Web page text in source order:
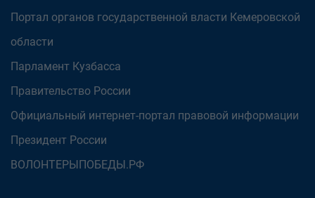
Портал органов государственной власти Кемеровской
области
Парламент Кузбасса
Правительство России
Официальный интернет-портал правовой информации
Президент России
ВОЛОНТЕРЫПОБЕДЫ.РФ